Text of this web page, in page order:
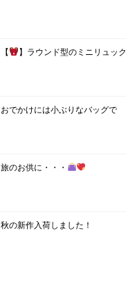
【 】ラウンド型のミニリュック
おでかけには小ぶりなバッグで
旅のお供に・・・
秋の新作入荷しました！